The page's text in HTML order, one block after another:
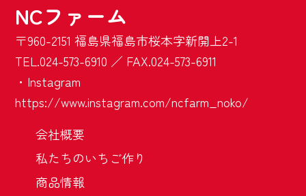
NCファーム
〒960-2151 福島県福島市桜本字新開上2-1
TEL.024-573-6910 ／ FAX.024-573-6911
・Instagram
https://www.instagram.com/ncfarm_noko/
会社概要
私たちのいちご作り
商品情報